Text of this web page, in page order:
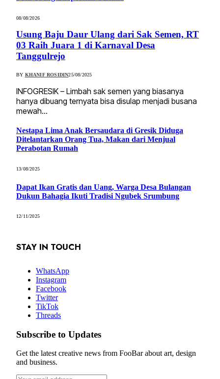
08/08/2026
Usung Baju Daur Ulang dari Sak Semen, RT
03 Raih Juara 1 di Karnaval Desa
Tanggulrejo
BY KHANIF ROSIDIN25/08/2025
INFOGRESIK – Limbah sak semen yang biasanya
hanya dibuang ternyata bisa disulap menjadi busana
mewah…
Nestapa Lima Anak Bersaudara di Gresik Diduga
Ditelantarkan Orang Tua, Makan dari Menjual
Perabotan Rumah
13/08/2025
Dapat Ikan Gratis dan Uang, Warga Desa Bulangan
Dukun Bahagia Ikuti Tradisi Ngubek Srumbung
12/11/2025
STAY IN TOUCH
WhatsApp
Instagram
Facebook
Twitter
TikTok
Threads
Subscribe to Updates
Get the latest creative news from FooBar about art, design
and business.